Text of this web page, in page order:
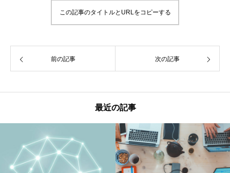
この記事のタイトルとURLをコピーする
前の記事 次の記事
最近の記事